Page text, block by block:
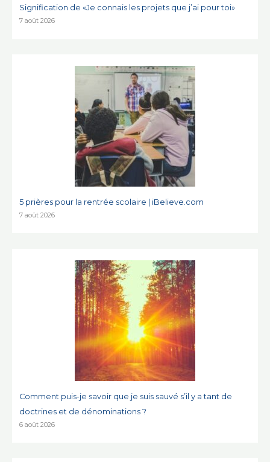
Signification de «Je connais les projets que j’ai pour toi»
7 août 2026
5 prières pour la rentrée scolaire | iBelieve.com
7 août 2026
Comment puis-je savoir que je suis sauvé s’il y a tant de
doctrines et de dénominations ?
6 août 2026